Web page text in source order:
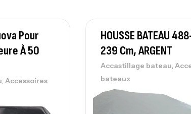
Pour
À 50
, Accessoires
HOUSSE BATEAU
239 Cm, ARGENT
Accastillage bateau,
bateaux